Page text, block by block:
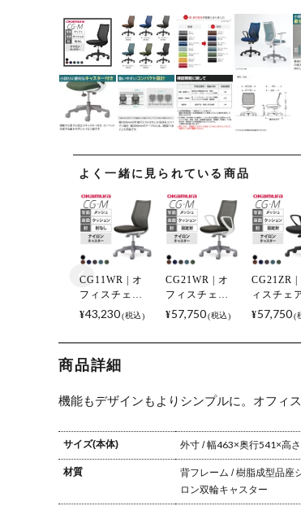
よく一緒に見られている商品
CG11WR | オ
フィスチェア
CG-M メッシ
ュタイプ ホワ
ンキャスター
オカムラ
¥43,230 税込
CG21WR | オ
フィスチェア
CG-M メッシ
ュタイプ ホワ
ガー無し オカ
¥57,750 税込
CG21ZR |
ィスチェ
CG-M メ
ュタイプ
ガー無し
¥57,750
商品詳細
機能もデザインもよりシンプルに。 オフィ
サイズ(本体) 外寸 / 幅463×奥行541×高
材質 背フレーム / 樹脂成型品座
ロン双輪キャスター
(必須)